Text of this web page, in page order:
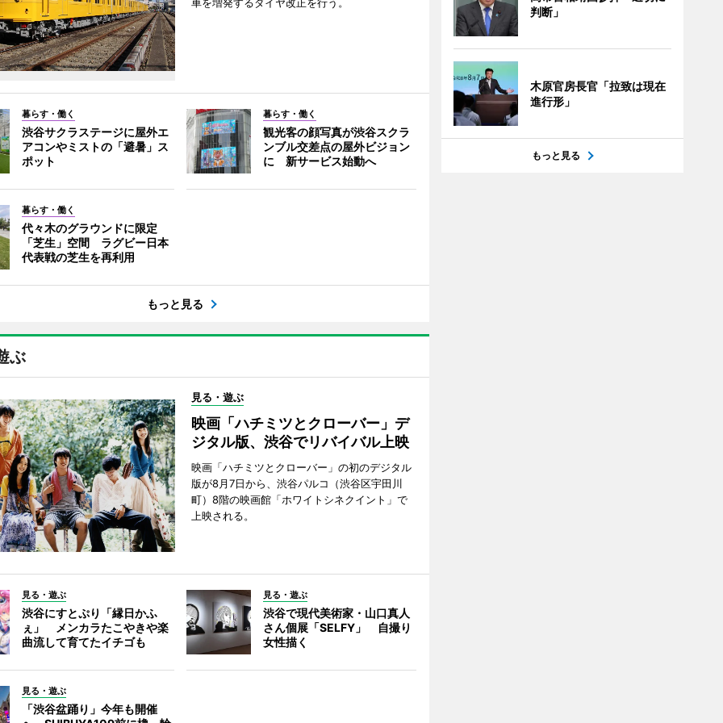
暮らす・働く
渋谷サクラステージに屋外エ
アコンやミストの「避暑」ス
ポット
暮らす・働く
観光客の顔写真が渋谷スクラ
ンブル交差点の屋外ビジョン
に 新サービス始動へ
暮らす・働く
代々木のグラウンドに限定
「芝生」空間 ラグビー日本
代表戦の芝生を再利用
もっと見る
ぶ
見る・遊ぶ
映画「ハチミツとクローバー」デ
ジタル版、渋谷でリバイバル上映
映画「ハチミツとクローバー」の初のデジタル
版が8月7日から、渋谷パルコ（渋谷区宇田川
町）8階の映画館「ホワイトシネクイント」で
上映される。
見る・遊ぶ
渋谷にすとぷり「縁日かふ
ぇ」 メンカラたこやきや楽
曲流して育てたイチゴも
見る・遊ぶ
渋谷で現代美術家・山口真人
さん個展「SELFY」 自撮り
女性描く
見る・遊ぶ
「渋谷盆踊り」今年も開催
判断」
木原官房長官「拉致は現在
進行形」
もっと見る